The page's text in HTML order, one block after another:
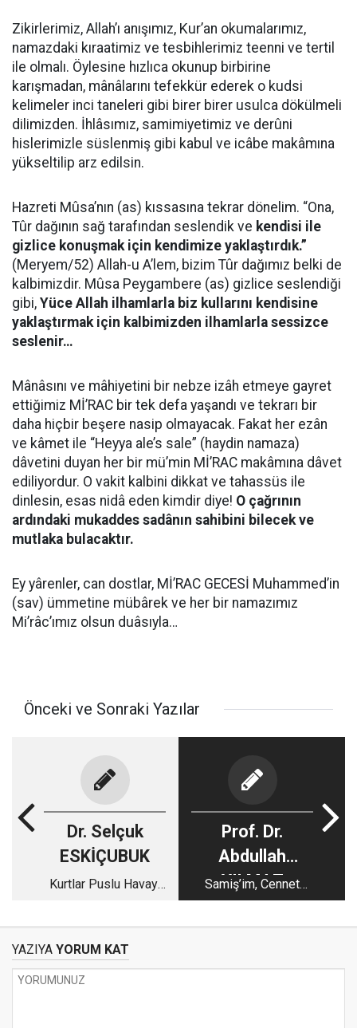
Zikirlerimiz, Allah’ı anışımız, Kur’an okumalarımız,
namazdaki kıraatimiz ve tesbihlerimiz teenni ve tertil
ile olmalı. Öylesine hızlıca okunup birbirine
karışmadan, mânâlarını tefekkür ederek o kudsi
kelimeler inci taneleri gibi birer birer usulca dökülmeli
dilimizden. İhlâsımız, samimiyetimiz ve derûni
hislerimizle süslenmiş gibi kabul ve icâbe makâmına
yükseltilip arz edilsin.
Hazreti Mûsa’nın (as) kıssasına tekrar dönelim. “Ona,
Tûr dağının sağ tarafından seslendik ve kendisi ile
gizlice konuşmak için kendimize yaklaştırdık.”
(Meryem/52) Allah-u A’lem, bizim Tûr dağımız belki de
kalbimizdir. Mûsa Peygambere (as) gizlice seslendiği
gibi, Yüce Allah ilhamlarla biz kullarını kendisine
yaklaştırmak için kalbimizden ilhamlarla sessizce
seslenir…
Mânâsını ve mâhiyetini bir nebze izâh etmeye gayret
ettiğimiz Mİ’RAC bir tek defa yaşandı ve tekrarı bir
daha hiçbir beşere nasip olmayacak. Fakat her ezân
ve kâmet ile “Heyya ale’s sale” (haydin namaza)
dâvetini duyan her bir mü’min Mİ’RAC makâmına dâvet
ediliyordur. O vakit kalbini dikkat ve tahassüs ile
dinlesin, esas nidâ eden kimdir diye! O çağrının
ardındaki mukaddes sadânın sahibini bilecek ve
mutlaka bulacaktır.
Ey yârenler, can dostlar, Mİ’RAC GECESİ Muhammed’in
(sav) ümmetine mübârek ve her bir namazımız
Mi’râc’ımız olsun duâsıyla…
Önceki ve Sonraki Yazılar
Dr. Selçuk
ESKİÇUBUK
Kurtlar Puslu Havayı
Prof. Dr.
Abdullah
YILMAZ
Samiş’im, Cennet
Kuşları ve Deprem
YAZIYA YORUM KAT